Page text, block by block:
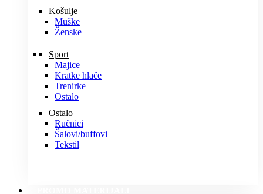
Košulje
Muške
Ženske
Sport
Majice
Kratke hlače
Trenirke
Ostalo
Ostalo
Ručnici
Šalovi/buffovi
Tekstil